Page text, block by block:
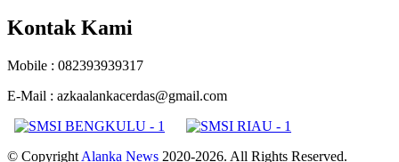
Kontak Kami
Mobile : 082393939317
E-Mail : azkaalankacerdas@gmail.com
© Copyright Alanka News 2020-2026. All Rights Reserved.